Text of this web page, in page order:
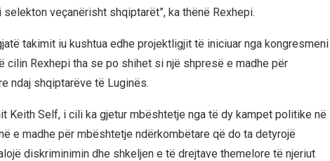
veçanërisht shqiptarët”, ka thënë Rexhepi.
takimit iu kushtua edhe projektligjit të iniciuar nga kongresmeni
cilin Rexhepi tha se po shihet si një shpresë e madhe për
ndaj shqiptarëve të Luginës.
Keith Self, i cili ka gjetur mbështetje nga të dy kampet politike në
e madhe për mbështetje ndërkombëtare që do ta detyrojë
diskriminimin dhe shkeljen e të drejtave themelore të njeriut